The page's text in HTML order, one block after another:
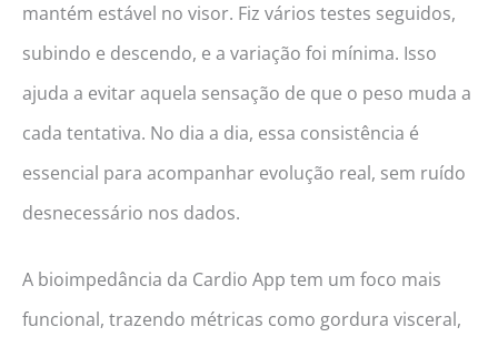
mantém estável no visor. Fiz vários testes seguidos,
subindo e descendo, e a variação foi mínima. Isso
ajuda a evitar aquela sensação de que o peso muda a
cada tentativa. No dia a dia, essa consistência é
essencial para acompanhar evolução real, sem ruído
desnecessário nos dados.
A bioimpedância da Cardio App tem um foco mais
funcional, trazendo métricas como gordura visceral,